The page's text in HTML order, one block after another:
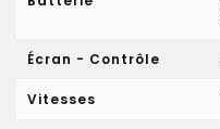
Écran - Contrôle
Vitesses